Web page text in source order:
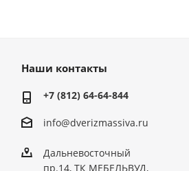
Наши контакты
+7 (812) 64-64-844
info@dverizmassiva.ru
Дальневосточный
пр.14, ТК МЕБЕЛЬВУД,